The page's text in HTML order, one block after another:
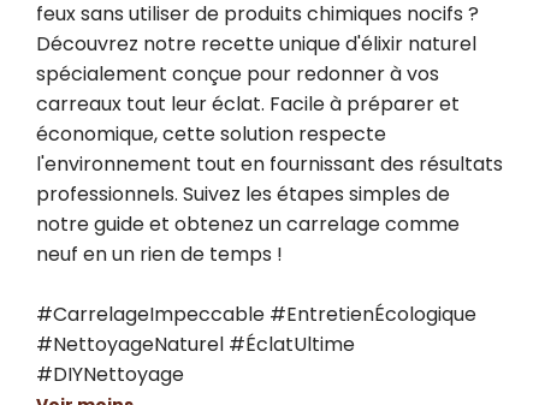
feux sans utiliser de produits chimiques nocifs ?
Découvrez notre recette unique d'élixir naturel
spécialement conçue pour redonner à vos
carreaux tout leur éclat. Facile à préparer et
économique, cette solution respecte
l'environnement tout en fournissant des résultats
professionnels. Suivez les étapes simples de
notre guide et obtenez un carrelage comme
neuf en un rien de temps !
#CarrelageImpeccable #EntretienÉcologique
#NettoyageNaturel #ÉclatUltime
#DIYNettoyage